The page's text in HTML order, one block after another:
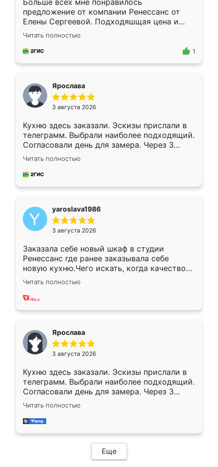
Больше всех мне понравилось
предложение от компании Ренессанс от
Елены Сергеевой. Подходяшщая цена и
короткие сроки изготовления. Приехавший
для замера сотрудник Владислав
предложил по моему эскизу самый
Читать полностью
1
Ярослава
3 августа 2026
Кухню здесь заказали. Эскизы прислали в
телеграмм. Выбрали наиболее подходящий.
Согласовали день для замера. Через 3
недели кухня была уже готова. Остались
довольны работой. Спасибо Ренессанс
мебель за качественную работу!
Читать полностью
yaroslava1986
3 августа 2026
Заказала себе новый шкаф в студии
Ренессанс где ранее заказывала себе
новую кухню.Чего искать, когда качеством
вполне довольна. Служит кухня уже почти
два года, нареканий нет.
Читать полностью
Ярослава
3 августа 2026
Кухню здесь заказали. Эскизы прислали в
телеграмм. Выбрали наиболее подходящий.
Согласовали день для замера. Через 3
недели кухня была уже готова. Остались
довольны работой. Спасибо Ренессанс
мебель за качественную работу!
Читать полностью
Еще